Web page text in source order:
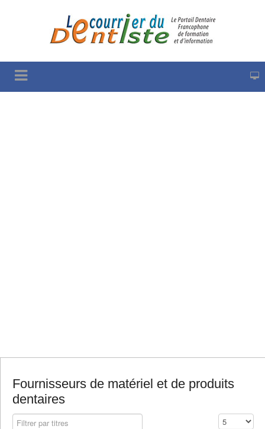
Fournisseurs de matériel et de produits
dentaires
Filtrer par titres Affichage #